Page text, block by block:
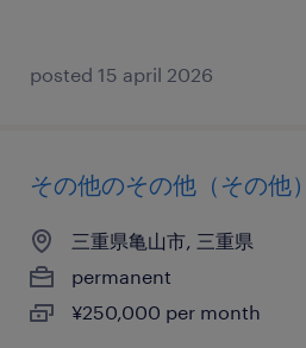
posted 15 april 2026
その他のその他（その他）
三重県亀山市, 三重県
permanent
¥250,000 per month